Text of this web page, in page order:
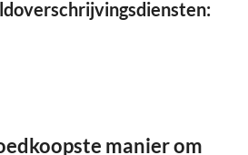
manier om